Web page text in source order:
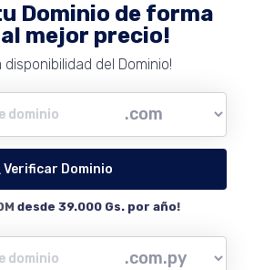
Dominio de forma
mejor precio!
disponibilidad del Dominio!
Verificar Dominio
desde 39.000 Gs. por año!